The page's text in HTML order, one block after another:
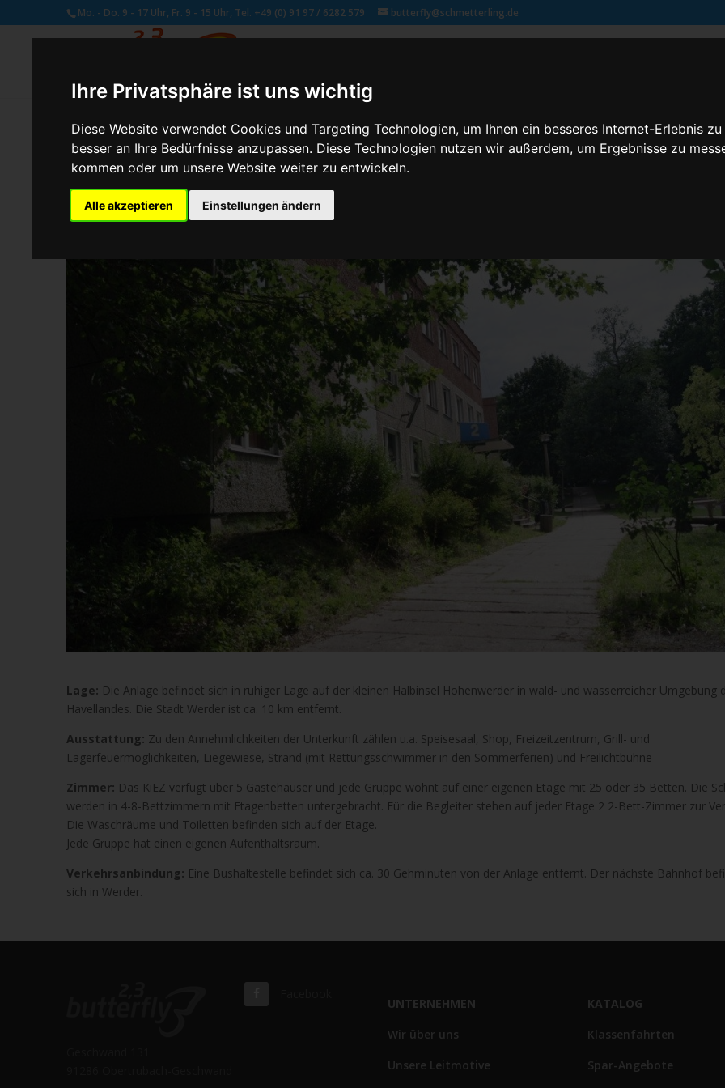
Ihre Privatsphäre ist uns wichtig
Diese Website verwendet Cookies und Targeting Technologien, um Ihnen ein besseres Internet-Erlebnis
besser an Ihre Bedürfnisse anzupassen. Diese Technologien nutzen wir außerdem, um Ergebnisse zu
kommen oder um unsere Website weiter zu entwickeln.
Alle akzeptieren Einstellungen ändern
Mo. - Do. 9 - 17 Uhr, Fr. 9 - 15 Uhr, Tel. +49 (0) 91 97 / 6282 579 butterfly@schmetterling.de
vonSusan Naumann|März 6, 2018
Lage: Die Anlage befindet sich in ruhiger Lage auf der kleinen Halbinsel Hohenwerder in wald- und wasserreicher Umgebung
Havellandes. Die Stadt Werder ist ca. 10 km entfernt.
Ausstattung: Zu den Annehmlichkeiten der Unterkunft zählen u.a. Speisesaal, Shop, Freizeitzentrum, Grill- und
Lagerfeuermöglichkeiten, Liegewiese, Strand (mit Rettungsschwimmer in den Sommerferien) und Freilichtbühne
Zimmer: Das KiEZ verfügt über 5 Gästehäuser und jede Gruppe wohnt auf einer eigenen Etage mit 25 oder 35 Betten. Die
werden in 4-8-Bettzimmern mit Etagenbetten untergebracht. Für die Begleiter stehen auf jeder Etage 2 2-Bett-Zimmer zur
Die Waschräume und Toiletten befinden sich auf der Etage.
Jede Gruppe hat einen eigenen Aufenthaltsraum.
Verkehrsanbindung: Eine Bushaltestelle befindet sich ca. 30 Gehminuten von der Anlage entfernt. Der nächste Bahnhof
sich in Werder.
UNTERNEHMEN
Wir über uns
Unsere Leitmotive
KATALOG
Klassenfahrten
Spar-Angebote